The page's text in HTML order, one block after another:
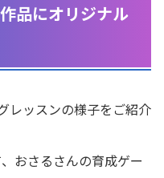
品にオリジナル
レッスンの様子をご紹介
おさるさんの育成ゲー